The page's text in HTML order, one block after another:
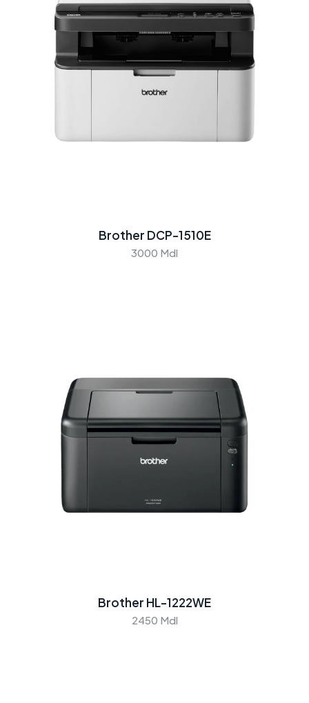
Brother DCP-1510E
3000 Mdl
Brother HL-1222WE
2450 Mdl